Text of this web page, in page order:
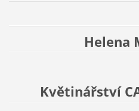
Helena
Květinářství